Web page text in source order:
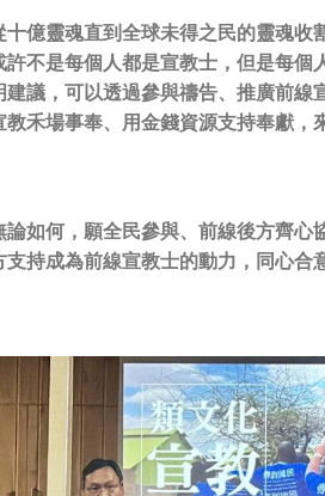
十億靈魂直到全球未得之民的靈魂收
許不是每個人都是宣教士，但是每個
建議，可以透過參與禱告、推廣前線
教禾場事奉、用金錢資源支持奉獻，
論如何，願全民參與、前線後方齊心
支持成為前線宣教士的動力，同心合